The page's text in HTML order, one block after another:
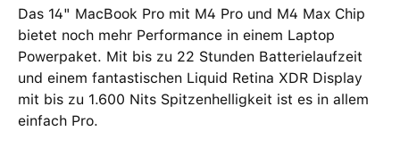
Das 14" MacBook Pro mit M4 Pro und M4 Max Chip
bietet noch mehr Performance in einem Laptop
Powerpaket. Mit bis zu 22 Stunden Batterielaufzeit
und einem fantastischen Liquid Retina XDR Display
mit bis zu 1.600 Nits Spitzenhelligkeit ist es in allem
einfach Pro.